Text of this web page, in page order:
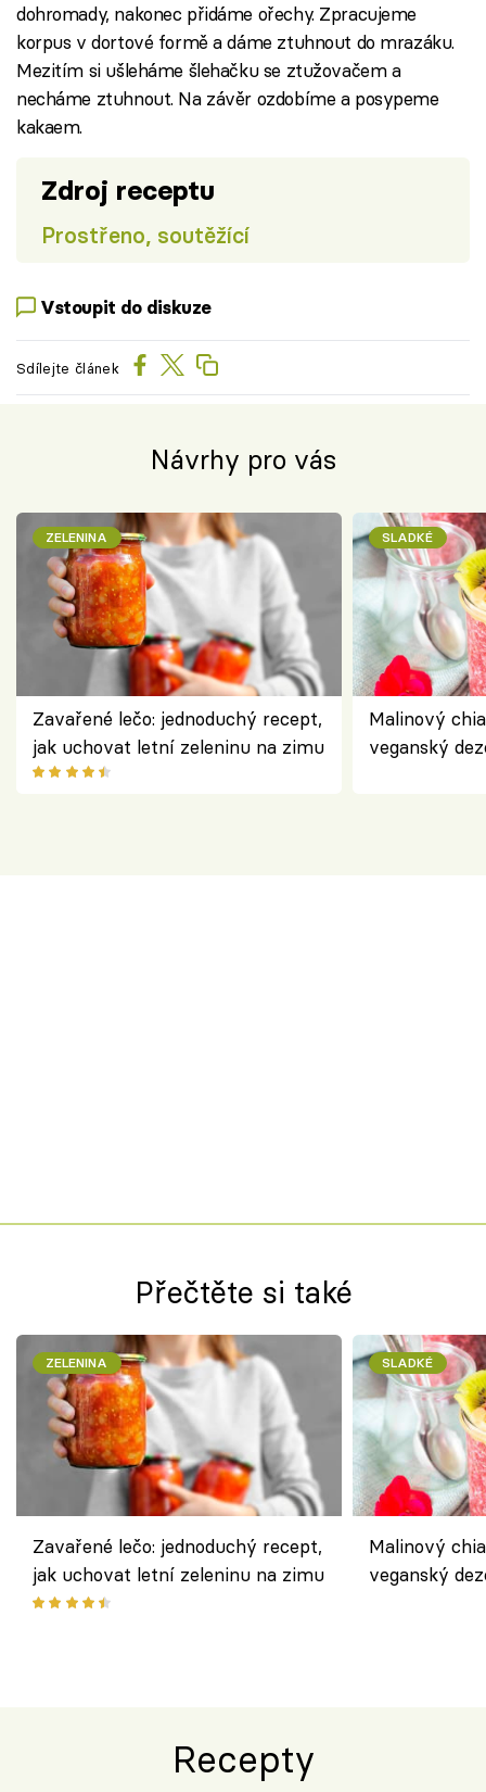
dohromady, nakonec přidáme ořechy. Zpracujeme
korpus v dortové formě a dáme ztuhnout do mrazáku.
Mezitím si ušleháme šlehačku se ztužovačem a
necháme ztuhnout. Na závěr ozdobíme a posypeme
kakaem.
Zdroj receptu
Prostřeno, soutěžící
Vstoupit do diskuze
Sdílejte článek
Návrhy pro vás
ZELENINA
Zavařené lečo: jednoduchý recept,
jak uchovat letní zeleninu na zimu
SLADKÉ
Malinový
veganský
Přečtěte si také
ZELENINA
Zavařené lečo: jednoduchý recept,
jak uchovat letní zeleninu na zimu
SLADKÉ
Malinový
veganský
Recepty